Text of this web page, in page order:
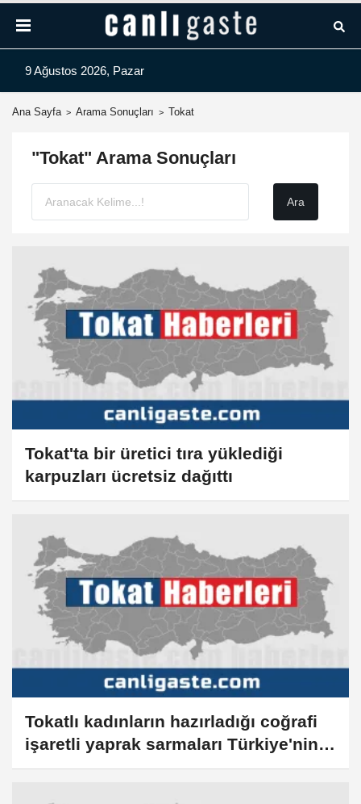
9 Ağustos 2026, Pazar
Ana Sayfa Arama Sonuçları Tokat
"Tokat" Arama Sonuçları
Tokat'ta bir üretici tıra yüklediği
karpuzları ücretsiz dağıttı
Tokatlı kadınların hazırladığı coğrafi
işaretli yaprak sarmaları Türkiye'nin
dört bir yanına gönderiliyor